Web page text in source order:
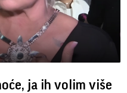
ja ih volim više